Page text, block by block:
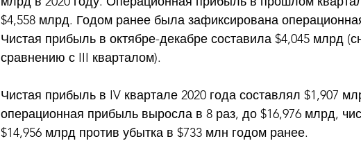
$4,558 млрд. Годом ранее была зафиксирована
Чистая прибыль в октябре-декабре составила $4,045 млрд
сравнению с III кварталом).
Чистая прибыль в IV квартале 2020 года составлял $1,907
операционная прибыль выросла в 8 раз, до $16,976 млрд,
$14,956 млрд против убытка в $733 млн годом ранее.